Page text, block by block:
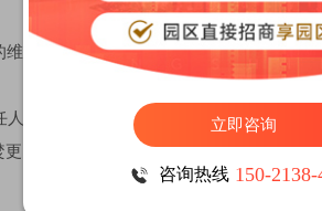
修工程方案，并制订出详细的实施计划
与公司主管人员主任协商后，组织实施。
，或需追加预算时，经责任人与公司主
立即咨询
咨询热线 150-2138-